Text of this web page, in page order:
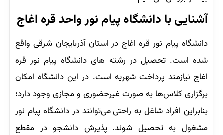
آشنایی با دانشگاه پیام نور واحد قره اغاج
دانشگاه پیام نور قره اغاج در استان آذربایجان شرقی واقع
شده است. تحصیل در رشته های دانشگاه پیام نور قره
اغاج نیازمند پرداخت شهریه است. در این دانشگاه امکان
برگزاری کلاس‌ها به صورت غیرحضوری و مجازی وجود دارد؛
بنابراین افراد شاغل به راحتی می‌توانند در دانشگاه پبام نور
مشغول به تحصیل شوند. پذیرش دانشجو در مقطع